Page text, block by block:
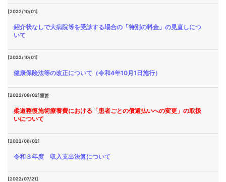
[2022/10/01]
紹介状なしで大病院等を受診する場合の「特別の料金」の見直しにつ
いて
[2022/10/01]
健康保険法等の改正について（令和4年10月1日施行）
[2022/08/02]重要
柔道整復施術療養費における「患者ごとの償還払いへの変更」の取扱
いについて
[2022/08/02]
令和３年度 収入支出決算について
[2022/07/21]